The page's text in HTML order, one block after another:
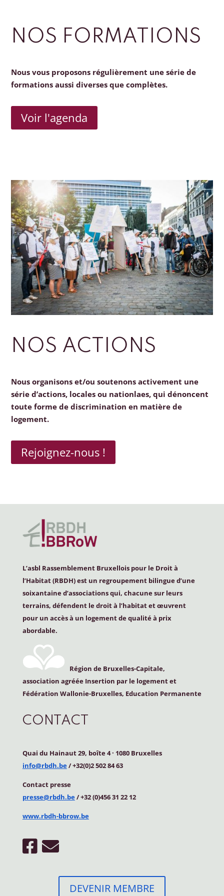
NOS FORMATIONS
Nous vous proposons régulièrement une série de
formations aussi diverses que complètes.
Voir l'agenda
NOS ACTIONS
Nous organisons et/ou soutenons activement une
série d’actions, locales ou nationlaes, qui dénoncent
toute forme de discrimination en matière de
logement.
Rejoignez-nous !
L’asbl Rassemblement Bruxellois pour le Droit à
l’Habitat (RBDH) est un regroupement bilingue d’une
soixantaine d’associations qui, chacune sur leurs
terrains, défendent le droit à l’habitat et œuvrent
pour un accès à un logement de qualité à prix
abordable.
Région de Bruxelles-Capitale,
association agréée Insertion par le logement et
Fédération Wallonie-Bruxelles, Education Permanente
CONTACT
Quai du Hainaut 29, boîte 4· 1080 Bruxelles
info@rbdh.be/ +32(0)2 502 84 63
Contact presse
presse@rbdh.be/ +32 (0)456 31 22 12
www.rbdh-bbrow.be
DEVENIR MEMBRE